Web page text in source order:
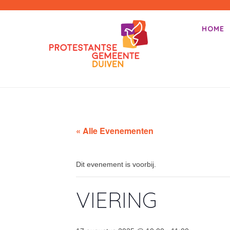
Primair
Spring
HOME
« Alle Evenementen
Dit evenement is voorbij.
VIERING